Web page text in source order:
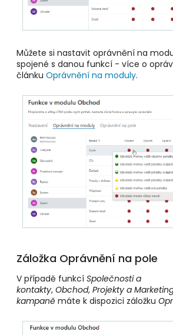
Můžete si nastavit oprávnění na
spojené s danou funkcí - více o
článku Oprávnění na moduly.
Záložka Oprávnění na pole
V případě funkcí Společnosti a
kontakty, Obchod, Projekty a
kampaně máte k dispozici záložku